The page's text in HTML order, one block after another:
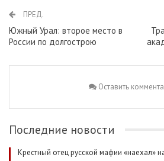
ПРЕД.
Южный Урал: второе место в
России по долгострою
Оставить
Последние новости
Крестный отец русской мафии «наехал»